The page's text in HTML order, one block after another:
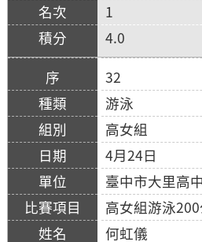
1
4.0
32
游泳
高女組
4月24日
臺中市大里高中
高女組游泳
何虹儀